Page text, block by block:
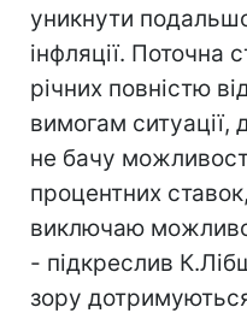
уникнути
інфляції. Поточна
річних повністю
вимогам ситуації,
не бачу
процентних
виключаю
- підкреслив
зору